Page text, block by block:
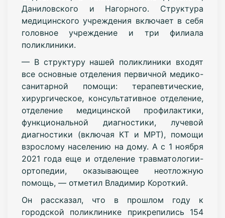
Даниловского и Нагорного. Структура
медицинского учреждения включает в себя
головное учреждение и три филиала
поликлиники.
— В структуру нашей поликлиники входят
все основные отделения первичной медико-
санитарной помощи: терапевтические,
хирургическое, консультативное отделение,
отделение медицинской профилактики,
функциональной диагностики, лучевой
диагностики (включая КТ и МРТ), помощи
взрослому населению на дому. А с 1 ноября
2021 года еще и отделение травматологии-
ортопедии, оказывающее неотложную
помощь, — отметил Владимир Короткий.
Он рассказал, что в прошлом году к
городской поликлинике прикрепились 154